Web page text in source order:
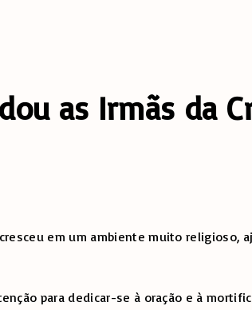
as Irmãs da
em um ambiente muito religioso,
para dedicar-se à oração e à